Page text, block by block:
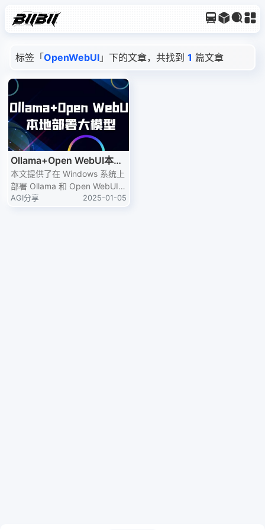
标签「 OpenWebUI 」下的文章，共找到 1 篇文章
Ollama+Open WebUI本地
部署大模型
本文提供了在 Windows 系统上
部署 Ollama 和 Open WebUI
的完整指南，帮助用户轻松运行
AGI分享 2025-01-05